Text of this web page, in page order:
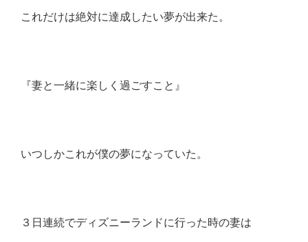
これだけは絶対に達成したい夢が出来た。
『妻と一緒に楽しく過ごすこと』
いつしかこれが僕の夢になっていた。
３日連続でディズニーランドに行った時の妻は